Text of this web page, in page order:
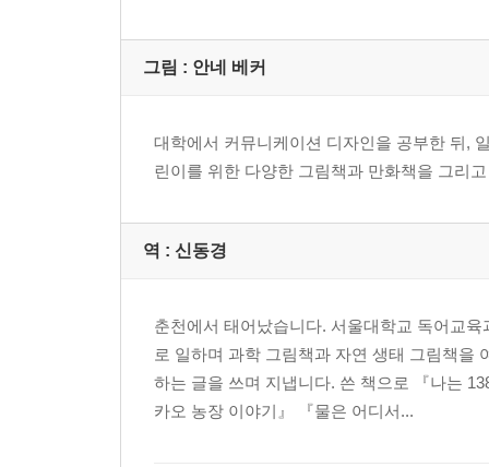
그림 : 안네 베커
대학에서 커뮤니케이션 디자인을 공부한 뒤,
린이를 위한 다양한 그림책과 만화책을 그리
역 : 신동경
춘천에서 태어났습니다. 서울대학교 독어교
로 일하며 과학 그림책과 자연 생태 그림책을
하는 글을 쓰며 지냅니다. 쓴 책으로 『나는
카오 농장 이야기』 『물은 어디서...